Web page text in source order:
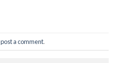
post a comment.